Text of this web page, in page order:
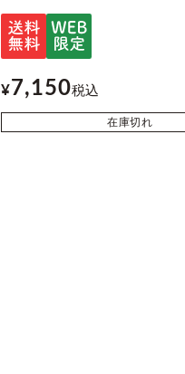
¥7,150税込
在庫切れ